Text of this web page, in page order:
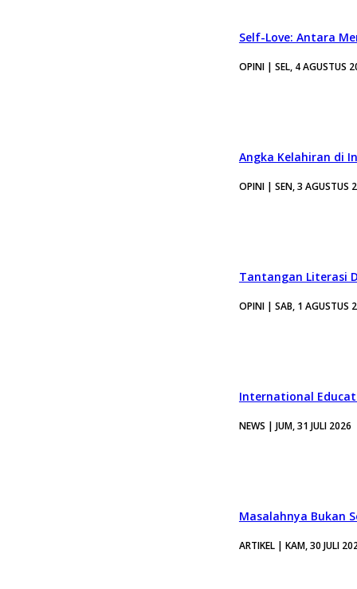
Self-Love: Antara
OPINI | SEL, 4 AGUSTUS
Angka Kelahiran di
OPINI | SEN, 3 AGUSTUS
Tantangan Literasi
OPINI | SAB, 1 AGUSTUS
International
NEWS | JUM, 31 JULI 2026
Masalahnya Bukan
ARTIKEL | KAM, 30 JULI